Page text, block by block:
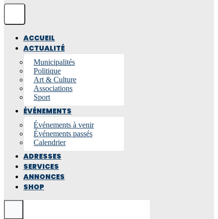
ACCUEIL
ACTUALITÉ
Municipalités
Politique
Art & Culture
Associations
Sport
ÉVÉNEMENTS
Événements à venir
Événements passés
Calendrier
ADRESSES
SERVICES
ANNONCES
SHOP